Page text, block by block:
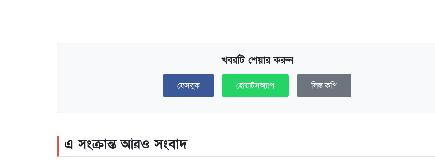
খবরটি শেয়ার করুন
ফেসবুক হোয়াটসঅ্যাপ লিঙ্ক কপি
এ সংক্রান্ত আরও সংবাদ